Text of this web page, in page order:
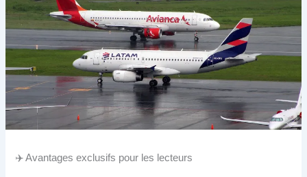
✈️ Avantages exclusifs pour les lecteurs